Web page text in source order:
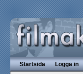
Startsida Logga in